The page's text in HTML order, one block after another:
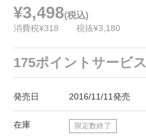
¥3,498(税込)
消費税¥318 税抜¥3,180
175ポイントサービス
発売日 2016/11/11発売
在庫 限定数終了